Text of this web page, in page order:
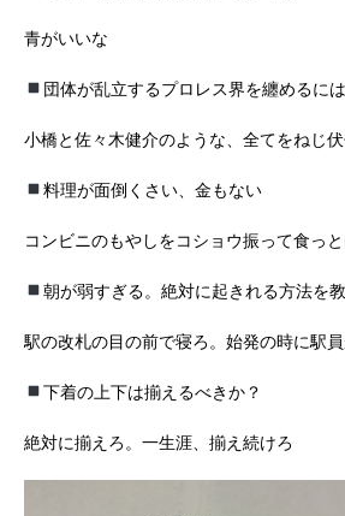
青がいいな
団体が乱立するプロレス界を纏めるに
小橋と佐々木健介のような、全てをねじ
料理が面倒くさい、金もない
コンビニのもやしをコショウ振って食っ
朝が弱すぎる。絶対に起きれる方法を
駅の改札の目の前で寝ろ。始発の時に駅
下着の上下は揃えるべきか？
絶対に揃えろ。一生涯、揃え続けろ